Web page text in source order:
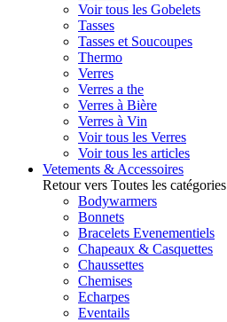
Voir tous les Gobelets
Tasses
Tasses et Soucoupes
Thermo
Verres
Verres a the
Verres à Bière
Verres à Vin
Voir tous les Verres
Voir tous les articles
Vetements & Accessoires
Retour vers Toutes les catégories
Bodywarmers
Bonnets
Bracelets Evenementiels
Chapeaux & Casquettes
Chaussettes
Chemises
Echarpes
Eventails